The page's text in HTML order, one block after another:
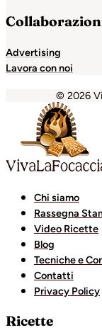
Advertising
Lavora con noi
© 2026
Holiganbet
Chi siamo
Rassegna
Video Ricette
Blog
Tecniche e
Contatti
Privacy Policy
Ricette